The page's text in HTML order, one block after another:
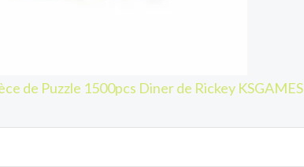
de Puzzle 1500pcs Diner de Rickey KSGAMES